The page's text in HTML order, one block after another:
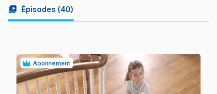
video_library Épisodes (40)
Abonnement